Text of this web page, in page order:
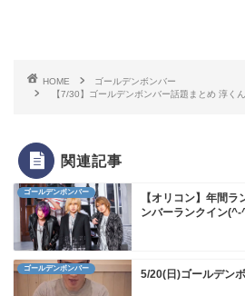
HOME
ゴールデンボンバー
【7/30】ゴールデンボンバー話題まとめ 淳く
関連記事
ゴールデンボンバー
【オリコン】年間
ンバーランクイン(^-
ゴールデンボンバー 5/20(日)ゴールデン